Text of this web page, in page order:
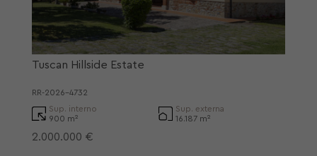
Tuscan Hillside Estate
RR-2026-4732
Sup. interno
900 m²
Sup. externa
16.187 m²
2.000.000 €